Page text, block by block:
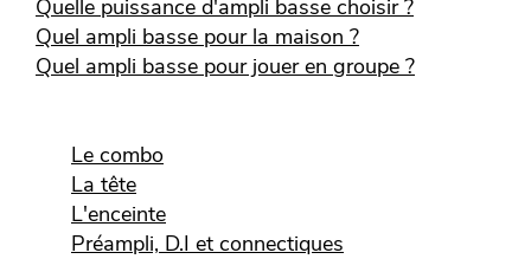
Quelle puissance d'ampli basse choisir ?
Quel ampli basse pour la maison ?
Quel ampli basse pour jouer en groupe ?
Le combo
La tête
L'enceinte
Préampli, D.I et connectiques